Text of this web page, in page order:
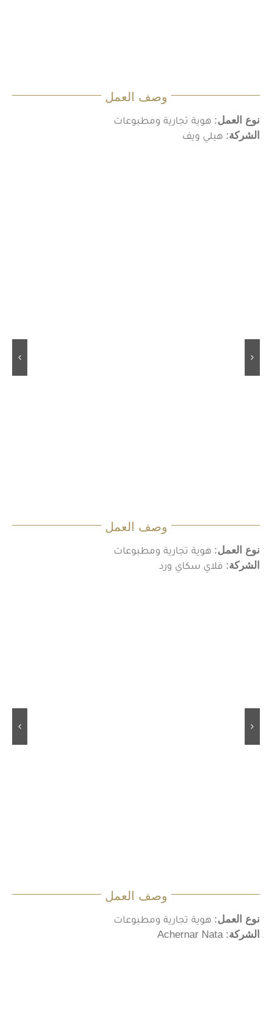
وصف العمل
نوع العمل: هوية تجارية ومطبوعات
الشركة: هيلي ويف
وصف العمل
نوع العمل: هوية تجارية ومطبوعات
الشركة: فلاي سكاي ورد
وصف العمل
نوع العمل: هوية تجارية ومطبوعات
الشركة: Achernar Nata